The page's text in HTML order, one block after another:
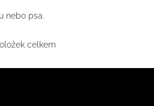
nebo psa.
O
l
celkem